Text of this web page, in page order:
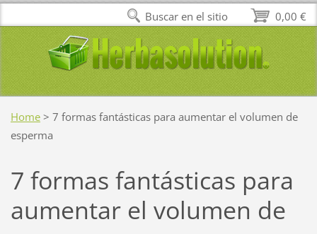
Home > 7 formas fantásticas para aumentar el volumen de
esperma
7 formas fantásticas para
aumentar el volumen de
0,00 €
Buscar en el sitio